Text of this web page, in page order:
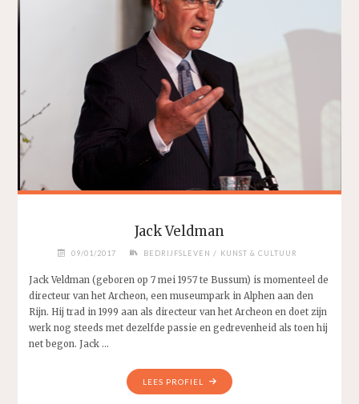
Jack Veldman
09/01/2017 BEDRIJFSLEVEN / KUNST & CULTUUR
Jack Veldman (geboren op 7 mei 1957 te Bussum) is momenteel de
directeur van het Archeon, een museumpark in Alphen aan den
Rijn. Hij trad in 1999 aan als directeur van het Archeon en doet zijn
werk nog steeds met dezelfde passie en gedrevenheid als toen hij
net begon. Jack …
LEES PROFIEL
"JACK
VELDMAN"